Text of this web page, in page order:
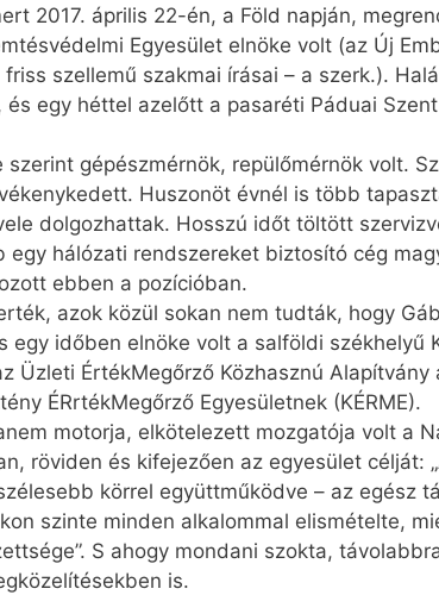
2017. április 22-én, a Föld napján,
Egyesület elnöke volt (az Új
szellemű szakmai írásai – a szerk.).
és egy héttel azelőtt a pasaréti Páduai
szerint gépészmérnök, repülőmérnök volt.
Huszonöt évnél is több
dolgozhattak. Hosszú időt töltött
egy hálózati rendszereket biztosító cég
ebben a pozícióban.
azok közül sokan nem tudták, hogy
egy időben elnöke volt a salföldi székhelyű
Üzleti ÉrtékMegőrző Közhasznú
ÉRrtékMegőrző Egyesületnek (KÉRME).
motorja, elkötelezett mozgatója volt a
röviden és kifejezően az egyesület célját:
körrel együttműködve – az egész
szinte minden alkalommal elismételte,
S ahogy mondani szokta,
is.